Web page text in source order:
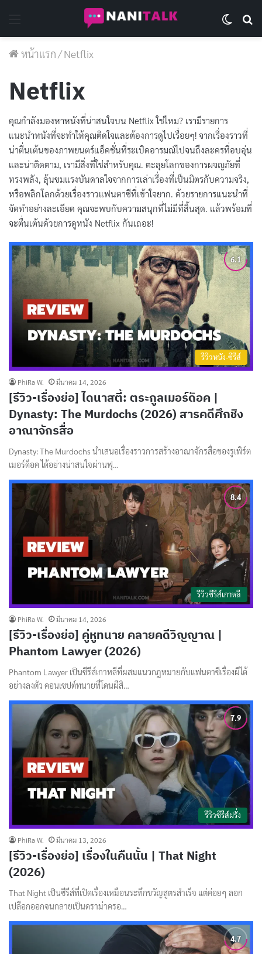
หน้าแรก/Netflix
Netflix
คุณกำลังมองหาหนังที่น่าสนใจบน Netflix ใช่ไหม? เรามีรายการ
แนะนำหนังที่จะทำให้คุณติดใจและต้องการดูไปเรื่อยๆ! จากเรื่องราวที่
น่าตื่นเต้นของภาพยนตร์แอ็คชั่นที่ระเบิดอารมณ์ไปจนถึงละครที่อบอุ่น
และน่าติดตาม, เรามีสิ่งที่ใช่สำหรับคุณ. ตะลุยโลกของการผจญภัยที่
ทรงพลัง, ลุ้นชมแรงบันดาลใจจากการเล่าเรื่องที่เป็นมิตรกับความจริง,
หรือพลิกโลกด้วยเรื่องราวแฟนตาซีที่เข้าใจยาก. ด้วยรายการแนะนำที่
จัดทำอย่างละเอียด คุณจะพบกับความสนุกที่ไม่มีที่สิ้นสุด. แล้วพร้อมที่
จะตื่นเต้นด้วยการดูหนัง Netflix กันเถอะ!
รีวิวหนัง-ซีรีส์
PhiRa W. มีนาคม 14, 2026
[รีวิว-เรื่องย่อ] ไดนาสตี้: ตระกูลเมอร์ด็อค |
Dynasty: The Murdochs (2026) สารคดีศึกชิง
อาณาจักรสื่อ
Dynasty: The Murdochs นำเสนอเรื่องราวการสร้างอาณาจักรสื่อของรูเพิร์ต
เมอร์ด็อค ได้อย่างน่าสนใจผ่านฟุ…
รีวิวซีรีส์เกาหลี
PhiRa W. มีนาคม 14, 2026
[รีวิว-เรื่องย่อ] คู่หูทนาย คลายคดีวิญญาณ |
Phantom Lawyer (2026)
Phantom Lawyer เป็นซีรีส์เกาหลีที่ผสมแนวกฎหมายกับแฟนตาซีเรื่องผีได้
อย่างลงตัว คอนเซปต์ทนายที่โดนผีสิ…
รีวิวซีรีส์ฝรั่ง
PhiRa W. มีนาคม 13, 2026
[รีวิว-เรื่องย่อ] เรื่องในคืนนั้น | That Night
(2026)
That Night เป็นซีรีส์ที่เปิดเรื่องเหมือนระทึกขวัญสูตรสำเร็จ แต่ค่อยๆ ลอก
เปลือกออกจนกลายเป็นดราม่าครอ…